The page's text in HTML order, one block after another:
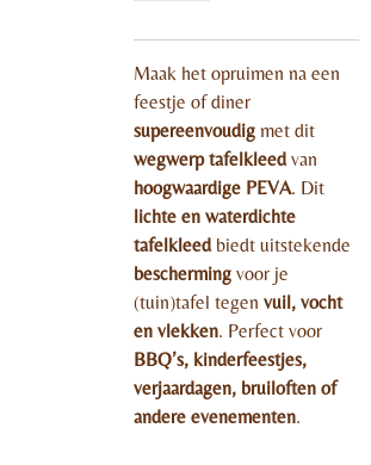
Maak het opruimen na een
feestje of diner
supereenvoudig met dit
wegwerp tafelkleedvan
hoogwaardige PEVA. Dit
lichte en waterdichte
tafelkleedbiedt uitstekende
bescherming voor je
(tuin)tafel tegen vuil, vocht
en vlekken. Perfect voor
BBQ’s, kinderfeestjes,
verjaardagen, bruiloften of
andere evenementen.